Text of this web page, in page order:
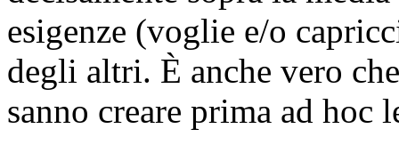
esigenze (voglie e/o
degli altri. È anche vero
sanno creare prima ad hoc